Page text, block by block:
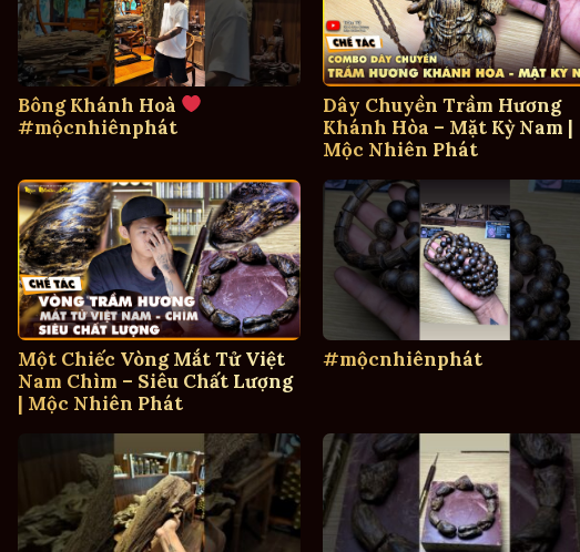
Bông Khánh Hoà
#mộcnhiênphát
Dây Chuyền Trầm Hương
Khánh Hòa – Mặt Kỳ Nam |
Mộc Nhiên Phát
Một Chiếc Vòng Mắt Tử Việt
Nam Chìm – Siêu Chất Lượng
| Mộc Nhiên Phát
#mộcnhiênphát